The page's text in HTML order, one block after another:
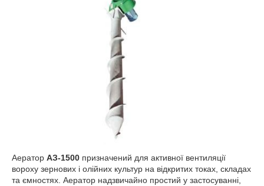
Аератор АЗ-1500 призначений для активної вентиляції
вороху зернових і олійних культур на відкритих токах, складах
та ємностях. Аератор надзвичайно простий у застосуванні,